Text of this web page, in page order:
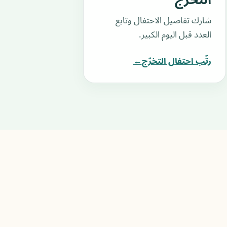
شارك تفاصيل الاحتفال وتابع
العدد قبل اليوم الكبير.
رتّب احتفال التخرّج←